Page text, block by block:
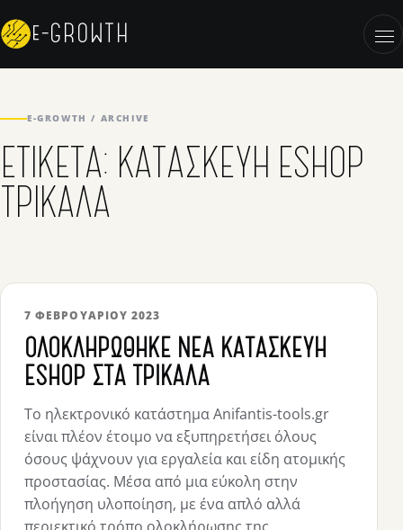
e-GROWTH
E-GROWTH / ARCHIVE
ΕΤΙΚΈΤΑ: ΚΑΤΑΣΚΕΥΉ ESHOP
ΤΡΊΚΑΛΑ
7 ΦΕΒΡΟΥΑΡΊΟΥ 2023
ΟΛΟΚΛΗΡΏΘΗΚΕ ΝΈΑ ΚΑΤΑΣΚΕΥΉ
ESHOP ΣΤΑ ΤΡΊΚΑΛΑ
Το ηλεκτρονικό κατάστημα Anifantis-tools.gr
είναι πλέον έτοιμο να εξυπηρετήσει όλους
όσους ψάχνουν για εργαλεία και είδη ατομικής
προστασίας. Μέσα από μια εύκολη στην
πλοήγηση υλοποίηση, με ένα απλό αλλά